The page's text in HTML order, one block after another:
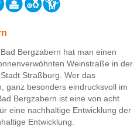
Bergzabern hat man einen
Weinstraße in der
Straßburg. Wer das
ganz besonders eindrucksvoll im
Bergzabern ist eine von acht
eine nachhaltige Entwicklung der
Entwicklung.